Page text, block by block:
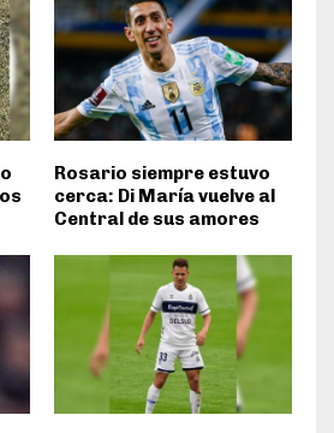
Rosario siempre estuvo
cerca: Di María vuelve al
Central de sus amores